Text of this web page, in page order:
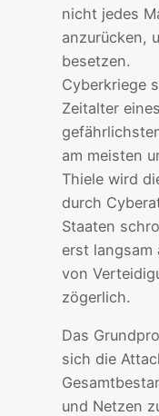
nicht jedes
anzurücken,
besetzen.
Cyberkriege
Zeitalter
am meisten
Thiele wird
durch
Staaten
erst langsam
von
zögerlich.
Das
sich die
und Netzen